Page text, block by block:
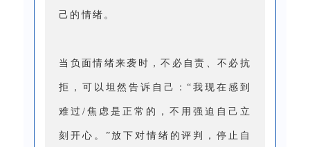
己的情绪。
当负面情绪来袭时，不必自责、不必抗
拒，可以坦然告诉自己：“我现在感到
难过/焦虑是正常的，不用强迫自己立
刻开心。”放下对情绪的评判，停止自